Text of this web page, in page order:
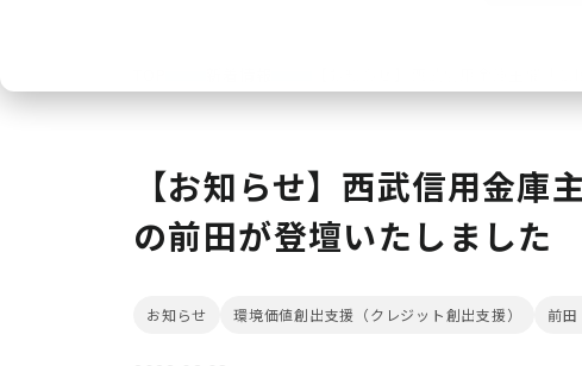
【お知らせ】西武信用金庫主催「
【お知らせ】西武信用金
の前田が登壇いたしました
お知らせ 環境価値創出支援（クレジット創出支援） 前田